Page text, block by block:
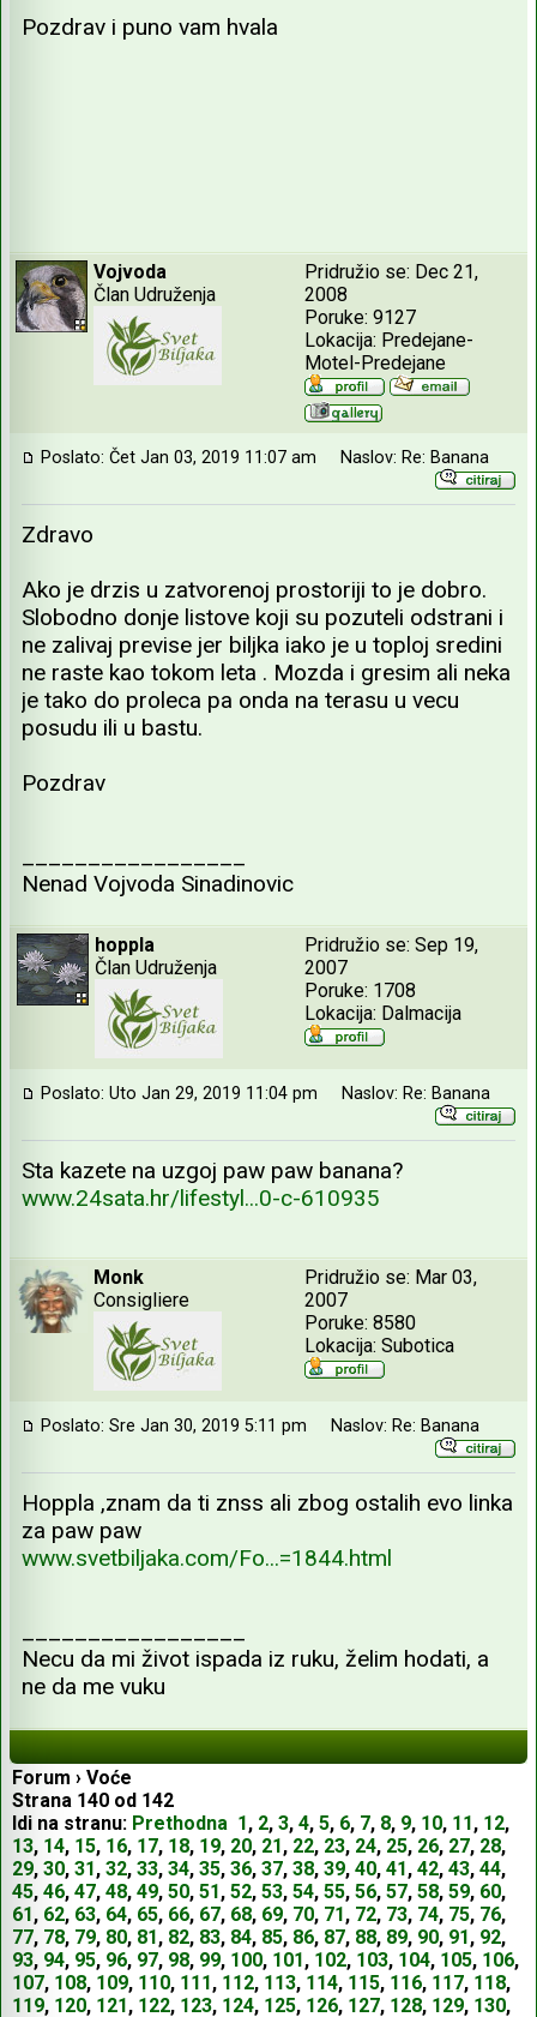
Pozdrav i puno vam hvala
Vojvoda
Član Udruženja
Pridružio se: Dec 21,
2008
Poruke: 9127
Lokacija: Predejane-
Motel-Predejane
Poslato: Čet Jan 03, 2019 11:07 am Naslov: Re: Banana
Zdravo
Ako je drzis u zatvorenoj prostoriji to je dobro.
Slobodno donje listove koji su pozuteli odstrani i
ne zalivaj previse jer biljka iako je u toploj sredini
ne raste kao tokom leta . Mozda i gresim ali neka
je tako do proleca pa onda na terasu u vecu
posudu ili u bastu.
Pozdrav
_________________
Nenad Vojvoda Sinadinovic
hoppla
Član Udruženja
Pridružio se: Sep 19,
2007
Poruke: 1708
Lokacija: Dalmacija
Poslato: Uto Jan 29, 2019 11:04 pm Naslov: Re: Banana
Sta kazete na uzgoj paw paw banana?
www.24sata.hr/lifestyl...0-c-610935
Monk
Consigliere
Pridružio se: Mar 03,
2007
Poruke: 8580
Lokacija: Subotica
Poslato: Sre Jan 30, 2019 5:11 pm Naslov: Re: Banana
Hoppla ,znam da ti znss ali zbog ostalih evo linka
za paw paw
www.svetbiljaka.com/Fo...=1844.html
_________________
Necu da mi život ispada iz ruku, želim hodati, a
ne da me vuku
Forum › Voće
Strana 140 od 142
Idi na stranu: Prethodna 1 , 2, 3, 4, 5, 6, 7, 8, 9, 10, 11 , 12,
13, 14, 15, 16, 17, 18, 19, 20, 21 , 22, 23, 24, 25, 26, 27, 28,
29, 30, 31 , 32, 33, 34, 35, 36, 37, 38, 39, 40, 41 , 42, 43, 44,
45, 46, 47, 48, 49, 50, 51 , 52, 53, 54, 55, 56, 57, 58, 59, 60,
61 , 62, 63, 64, 65, 66, 67, 68, 69, 70, 71 , 72, 73, 74, 75, 76,
77, 78, 79, 80, 81 , 82, 83, 84, 85, 86, 87, 88, 89, 90, 91 , 92,
93, 94, 95, 96, 97, 98, 99, 100, 101 , 102, 103, 104, 105, 106,
107, 108, 109, 110, 111 , 112, 113, 114, 115, 116, 117, 118,
119, 120, 121 , 122, 123, 124, 125, 126, 127, 128, 129, 130,